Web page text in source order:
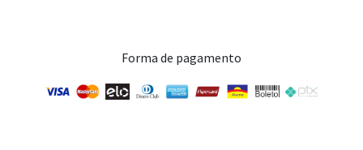
Forma de pagamento